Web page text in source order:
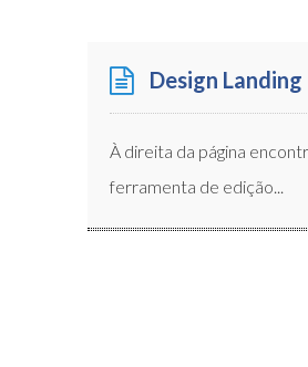
Design Landing
À direita da página
ferramenta de edição...